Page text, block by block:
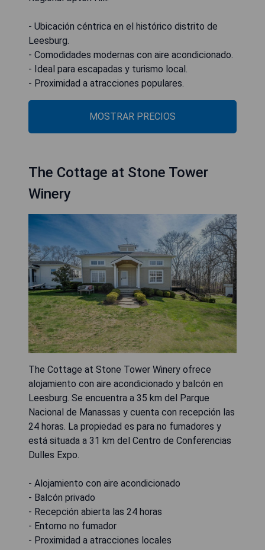
- Ubicación céntrica en el histórico distrito de
Leesburg.
- Comodidades modernas con aire acondicionado.
- Ideal para escapadas y turismo local.
- Proximidad a atracciones populares.
MOSTRAR PRECIOS
The Cottage at Stone Tower
Winery
The Cottage at Stone Tower Winery ofrece
alojamiento con aire acondicionado y balcón en
Leesburg. Se encuentra a 35 km del Parque
Nacional de Manassas y cuenta con recepción las
24 horas. La propiedad es para no fumadores y
está situada a 31 km del Centro de Conferencias
Dulles Expo.
- Alojamiento con aire acondicionado
- Balcón privado
- Recepción abierta las 24 horas
- Entorno no fumador
- Proximidad a atracciones locales